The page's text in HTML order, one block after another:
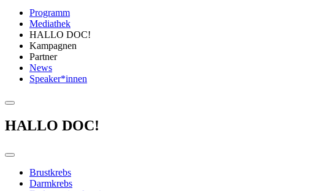
Programm
Mediathek
HALLO DOC!
Kampagnen
Partner
News
Speaker*innen
HALLO DOC!
Brustkrebs
Darmkrebs